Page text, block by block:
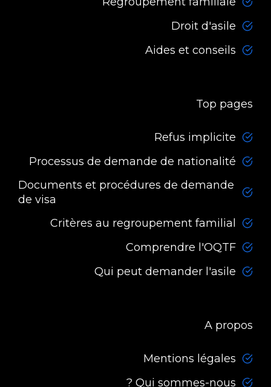
Droit d'asile
Aides et conseils
Top pages
Refus implicite
Processus de demande de nationalité
Documents et procédures de demande
de visa
Critères au regroupement familial
Comprendre l'OQTF
Qui peut demander l'asile
A propos
Mentions légales
Qui sommes-nous ?